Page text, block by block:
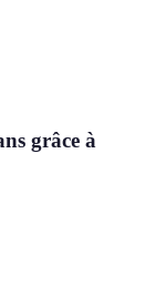
grâce à